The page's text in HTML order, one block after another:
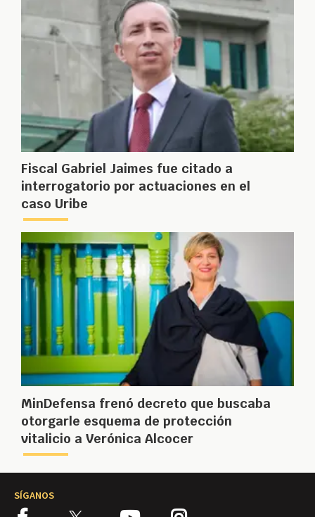
Fiscal Gabriel Jaimes fue citado a
interrogatorio por actuaciones en el
caso Uribe
MinDefensa frenó decreto que buscaba
otorgarle esquema de protección
vitalicio a Verónica Alcocer
SÍGANOS